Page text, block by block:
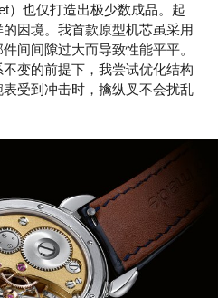
）也仅打造出极少数成品。起
困境。我首款原型机芯虽采用
间间隙过大而导致性能平平。
变的前提下，我尝试优化结构
受到冲击时，擒纵叉不会扰乱